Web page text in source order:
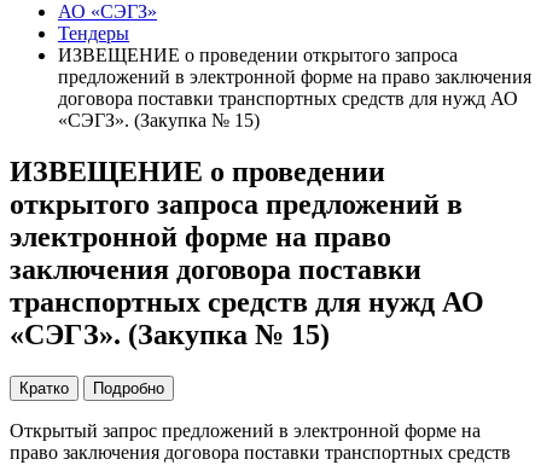
АО «СЭГЗ»
Тендеры
ИЗВЕЩЕНИЕ о проведении открытого запроса
предложений в электронной форме на право заключения
договора поставки транспортных средств для нужд АО
«СЭГЗ». (Закупка № 15)
ИЗВЕЩЕНИЕ о проведении
открытого запроса предложений в
электронной форме на право
заключения договора поставки
транспортных средств для нужд АО
«СЭГЗ». (Закупка № 15)
Кратко Подробно
Открытый запрос предложений в электронной форме на
право заключения договора поставки транспортных средств